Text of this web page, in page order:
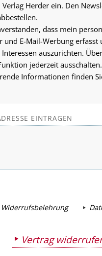
Herder ein. Den
dass mein
und E-Mail-Werbung
auszurichten.
jederzeit ausschalten.
Informationen finden
Widerrufsbelehrung
Vertrag